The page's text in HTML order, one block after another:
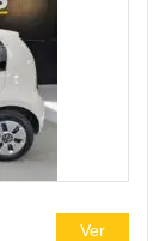
Ver